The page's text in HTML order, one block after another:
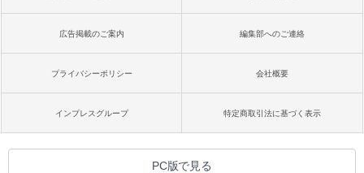
広告掲載のご案内 編集部へのご連絡
プライバシーポリシー 会社概要
インプレスグループ 特定商取引法に基づく表示
PC版で見る